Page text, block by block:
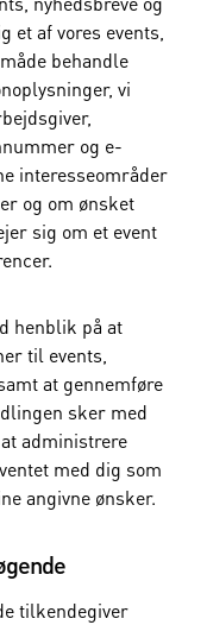
et af vores events,
behandle
vi
og e-
interesseområder
og om ønsket
sig om et event
henblik på at
til events,
at gennemføre
sker med
administrere
med dig som
angivne ønsker.
tilkendegiver